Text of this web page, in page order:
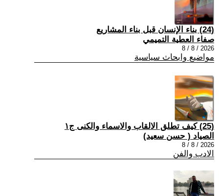
(24) بناء الإنسان قبل بناء المشاريع
صفاء العطية التميمي
2026 / 8 / 8
مواضيع وابحاث سياسية
(25) كيف تطلق الالقاب والاسماء والكنى ج١
الصياد ‏( حسن سعيد‏)
2026 / 8 / 8
الادب والفن